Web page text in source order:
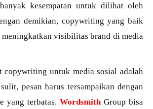
kesempatan untuk dilihat oleh
demikian, copywriting yang baik
meningkatkan visibilitas brand di media
copywriting untuk media sosial adalah
pesan harus tersampaikan dengan
yang terbatas. WordsmithGroup bisa